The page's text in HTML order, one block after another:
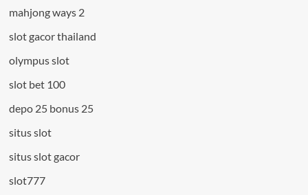
mahjong ways 2
slot gacor thailand
olympus slot
slot bet 100
depo 25 bonus 25
situs slot
situs slot gacor
slot777